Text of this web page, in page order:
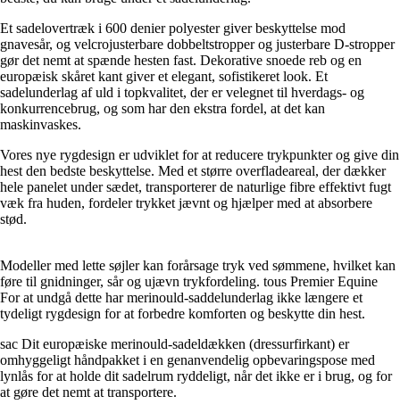
Et sadelovertræk i 600 denier polyester giver beskyttelse mod
gnavesår, og velcrojusterbare dobbeltstropper og justerbare D-stropper
gør det nemt at spænde hesten fast. Dekorative snoede reb og en
europæisk skåret kant giver et elegant, sofistikeret look. Et
sadelunderlag af uld i topkvalitet, der er velegnet til hverdags- og
konkurrencebrug, og som har den ekstra fordel, at det kan
maskinvaskes.
Vores nye rygdesign er udviklet for at reducere trykpunkter og give din
hest den bedste beskyttelse. Med et større overfladeareal, der dækker
hele panelet under sædet, transporterer de naturlige fibre effektivt fugt
væk fra huden, fordeler trykket jævnt og hjælper med at absorbere
stød.
Modeller med lette søjler kan forårsage tryk ved sømmene, hvilket kan
føre til gnidninger, sår og ujævn trykfordeling. tous Premier Equine
For at undgå dette har merinould-saddelunderlag ikke længere et
tydeligt rygdesign for at forbedre komforten og beskytte din hest.
sac Dit europæiske merinould-sadeldækken (dressurfirkant) er
omhyggeligt håndpakket i en genanvendelig opbevaringspose med
lynlås for at holde dit sadelrum ryddeligt, når det ikke er i brug, og for
at gøre det nemt at transportere.